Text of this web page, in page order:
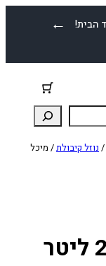
←
/ נוזל קיבולת/ מיכל